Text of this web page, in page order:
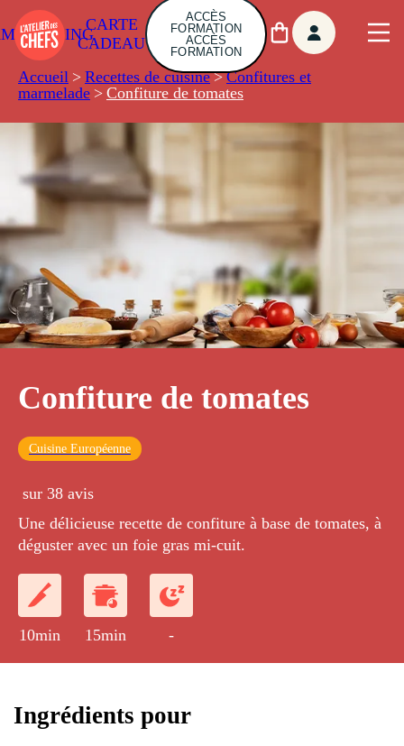
CARTE
CADEAU
ACCÈS
FORMATION
ACCÈS
FORMATION
Accueil > Recettes de cuisine > Confitures et
marmelade > Confiture de tomates
Confiture de tomates
Cuisine Européenne
sur 38 avis
Une délicieuse recette de confiture à base de tomates, à
déguster avec un foie gras mi-cuit.
10min 15min -
Ingrédients pour